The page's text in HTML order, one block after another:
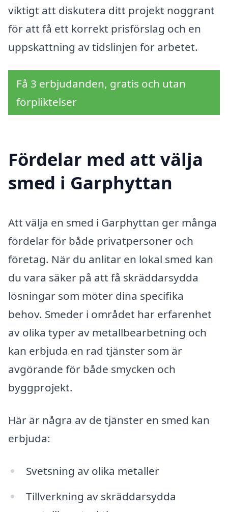
viktigt att diskutera ditt projekt noggrant
för att få ett korrekt prisförslag och en
uppskattning av tidslinjen för arbetet.
Få 3 erbjudanden, gratis och utan
förpliktelser
Fördelar med att välja
smed i Garphyttan
Att välja en smed i Garphyttan ger många
fördelar för både privatpersoner och
företag. När du anlitar en lokal smed kan
du vara säker på att få skräddarsydda
lösningar som möter dina specifika
behov. Smeder i området har erfarenhet
av olika typer av metallbearbetning och
kan erbjuda en rad tjänster som är
avgörande för både smycken och
byggprojekt.
Här är några av de tjänster en smed kan
erbjuda:
Svetsning av olika metaller
Tillverkning av skräddarsydda